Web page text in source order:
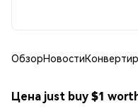
ОбзорНовости
Цена just buy $1